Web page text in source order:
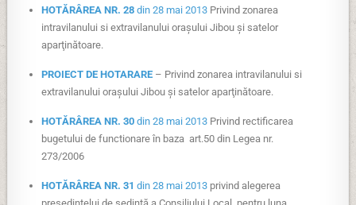
HOTĂRÂREA NR. 28 din 28 mai 2013 Privind zonarea
intravilanului si extravilanului oraşului Jibou şi satelor
aparţinătoare.
PROIECT DE HOTARARE – Privind zonarea intravilanului si
extravilanului oraşului Jibou şi satelor aparţinătoare.
HOTĂRÂREA NR. 30 din 28 mai 2013 Privind rectificarea
bugetului de functionare în baza art.50 din Legea nr.
273/2006
HOTĂRÂREA NR. 31 din 28 mai 2013 privind alegerea